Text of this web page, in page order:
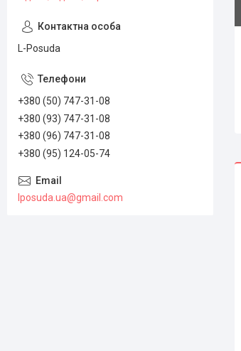
L-Posuda
+380 (50) 747-31-08
+380 (93) 747-31-08
+380 (96) 747-31-08
+380 (95) 124-05-74
lposuda.ua@gmail.com